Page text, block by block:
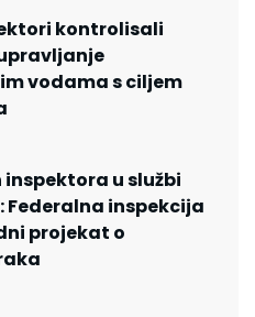
kontrolisali
vodama s ciljem
u službi
Federalna inspekcija
projekat o